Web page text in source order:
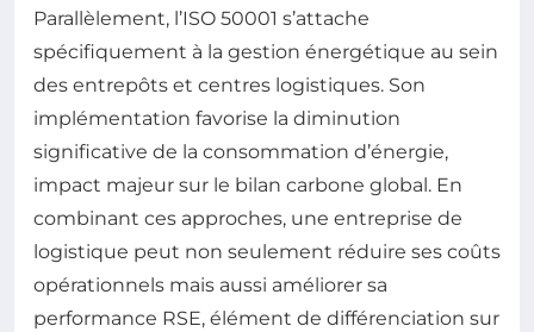
Parallèlement, l’ISO 50001 s’attache
spécifiquement à la gestion énergétique au sein
des entrepôts et centres logistiques. Son
implémentation favorise la diminution
significative de la consommation d’énergie,
impact majeur sur le bilan carbone global. En
combinant ces approches, une entreprise de
logistique peut non seulement réduire ses coûts
opérationnels mais aussi améliorer sa
performance RSE, élément de différenciation sur